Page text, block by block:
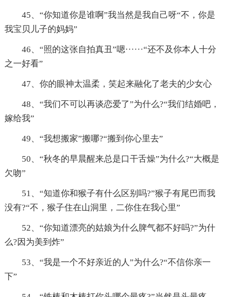
45、“你知道你是谁啊”我当然是我自己呀“不，你是
我宝贝儿子的妈妈”
46、“照的这张自拍真丑”嗯······“还不及你本人十分
之一好看”
47、你的眼神太温柔，笑起来融化了老夫的少女心
48、“我们不可以再谈恋爱了”为什么?“我们结婚吧，
嫁给我”
49、“我想搬家”搬哪?“搬到你心里去”
50、“秋冬的早晨醒来总是口干舌燥”为什么?“大概是
欠吻”
51、“知道你和猴子有什么区别吗?”猴子有尾巴而我
没有?“不，猴子住在山洞里，二你住在我心里”
52、“你知道漂亮的姑娘为什么脾气都不好吗?”为什
么?因为美到炸”
53、“我是一个不好亲近的人”为什么?“不信你亲一
下”